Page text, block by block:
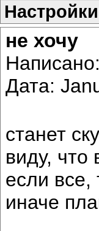
не хочу
Написано:
Дата:
станет
виду, что
если все,
иначе